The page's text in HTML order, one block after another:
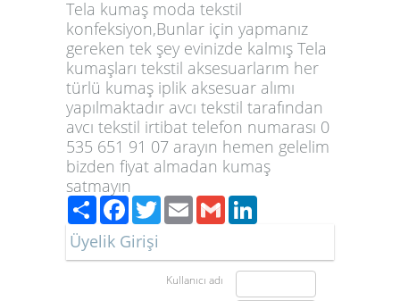
Tela kumaş moda tekstil
konfeksiyon,Bunlar için yapmanız
gereken tek şey evinizde kalmış Tela
kumaşları tekstil aksesuarlarım her
türlü kumaş iplik aksesuar alımı
yapılmaktadır avcı tekstil tarafından
avcı tekstil irtibat telefon numarası 0
535 651 91 07 arayın hemen gelelim
bizden fiyat almadan kumaş
satmayın
PaylaşFacebook
TwitterEmailGmail
Üyelik Girişi
Kullanıcı adı